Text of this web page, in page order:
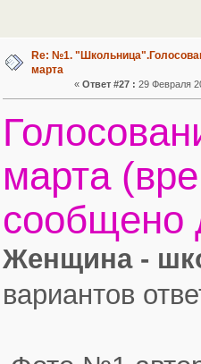
Re: №1.
марта
« Ответ #27 : 29 Февраля
марта
сообщено
Женщина -
вариантов